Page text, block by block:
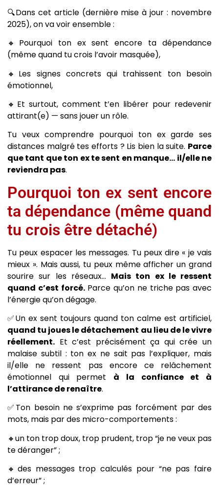
🔍Dans cet article (dernière mise à jour : novembre
2025), on va voir ensemble :
🔸Pourquoi ton ex sent encore ta dépendance
(même quand tu crois l’avoir masquée),
🔸Les signes concrets qui trahissent ton besoin
émotionnel,
🔸Et surtout, comment t’en libérer pour redevenir
attirant(e) — sans jouer un rôle.
Tu veux comprendre pourquoi ton ex garde ses
distances malgré tes efforts ? Lis bien la suite. Parce
que tant que ton ex te sent en manque… il/elle ne
reviendra pas.
Pourquoi ton ex sent encore
ta dépendance (même quand
tu crois être détaché)
Tu peux espacer les messages. Tu peux dire « je vais
mieux ». Mais aussi, tu peux même afficher un grand
sourire sur les réseaux… Mais ton ex le ressent
quand c’est forcé.Parce qu’on ne triche pas avec
l’énergie qu’on dégage.
✅Un ex sent toujours quand ton calme est artificiel,
quand tu joues le détachement au lieu de le vivre
réellement. Et c’est précisément ça qui crée un
malaise subtil : ton ex ne sait pas l’expliquer, mais
il/elle ne ressent pas encore ce relâchement
émotionnel qui permet à la confiance et à
l’attirance de renaître.
✅Ton besoin ne s’exprime pas forcément par des
mots, mais par des micro-comportements :
🔸un ton trop doux, trop prudent, trop “je ne veux pas
te déranger” ;
🔸des messages trop calculés pour “ne pas faire
d’erreur” ;